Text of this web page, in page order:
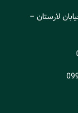
لارستان –